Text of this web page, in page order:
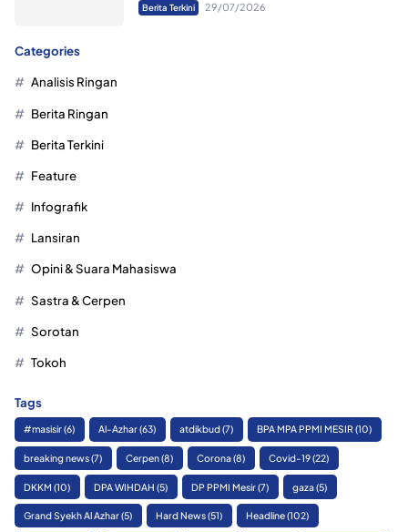
Berita Terkini 29/07/2026
Categories
Analisis Ringan
Berita Ringan
Berita Terkini
Feature
Infografik
Lansiran
Opini & Suara Mahasiswa
Sastra & Cerpen
Sorotan
Tokoh
Tags
#masisir(6) Al-Azhar(63) atdikbud(7) BPA MPA PPMI MESIR(10)
breaking news(7) Cerpen(8) Corona(8) Covid-19(22)
DKKM (10) DPA WIHDAH (5) DP PPMI Mesir(7) gaza(5)
Grand Syekh Al Azhar(5) Hard News(51) Headline(102)